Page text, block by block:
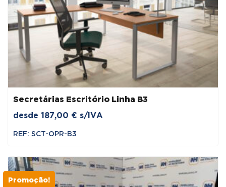
Secretárias Escritório Linha B3
desde 187,00 € s/IVA
REF: SCT-OPR-B3
Promoção!